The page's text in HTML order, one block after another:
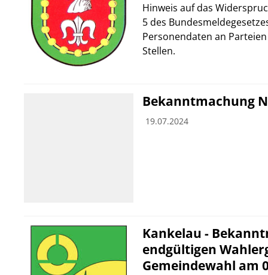
Hinweis auf das
5 des
Personendaten an
Stellen.
Bekanntmachung
19.07.2024
Kankelau -
endgültigen
Gemeindewahl am